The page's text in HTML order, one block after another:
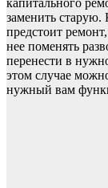
капитального
заменить старую.
предстоит
нее поменять
перенести в
этом случае
нужный вам